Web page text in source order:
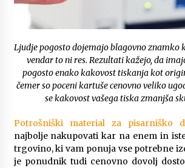
7 months ago
Za kaj se uporablja sponka
7 months ago
Ljudje pogosto dojemajo blagovno znamko
vendar to ni res. Rezultati kažejo, da
pogosto enako kakovost tiskanja kot
čemer so poceni kartuše cenovno veliko
se kakovost vašega tiska zmanjša
Potrošniški material za pisarniško
najbolje nakupovati kar na enem in
trgovino, ki vam ponuja vse potrebne
je ponudnik tudi cenovno dovolj